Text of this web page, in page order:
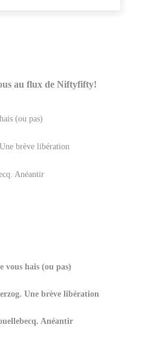
au flux de Niftyfifty!
(ou pas)
brève libération
Anéantir
vous hais (ou pas)
Une brève libération
Anéantir